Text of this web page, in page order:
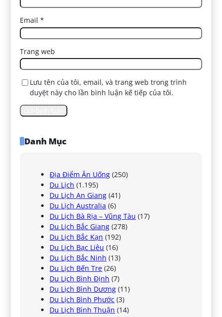
Email*
Trang web
Lưu tên của tôi, email, và trang web trong trình
duyệt này cho lần bình luận kế tiếp của tôi.
Danh Mục
Địa Điểm Ăn Uống (250)
Du Lịch (1.195)
Du Lịch An Giang (41)
Du Lịch Australia (6)
Du Lịch Bà Rịa – Vũng Tàu (17)
Du Lịch Bắc Giang (278)
Du Lịch Bắc Kạn (192)
Du Lịch Bạc Liêu (16)
Du Lịch Bắc Ninh (13)
Du Lịch Bến Tre (26)
Du Lịch Bình Định (7)
Du Lịch Bình Dương (11)
Du Lịch Bình Phước (3)
Du Lịch Bình Thuận (14)